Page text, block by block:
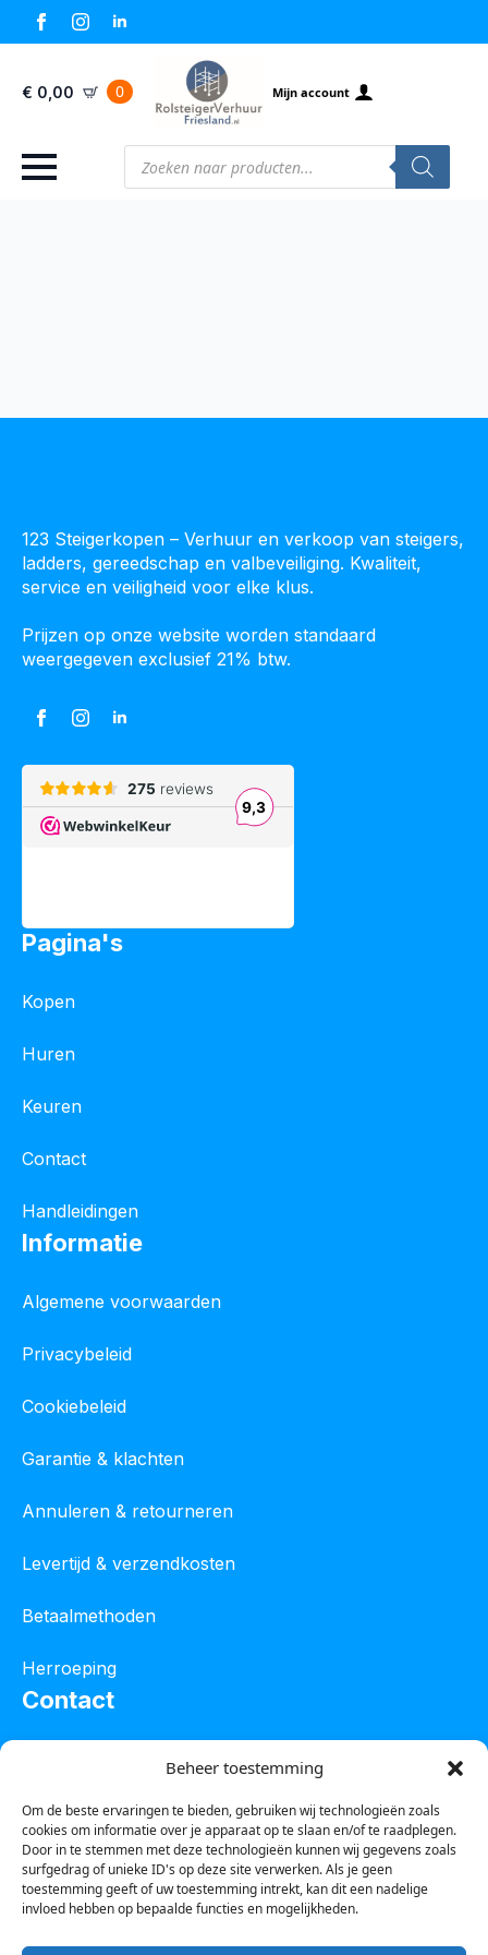
Beheer toestemming
Om de beste ervaringen te bieden, gebruiken wij technologieën zoals
cookies om informatie over je apparaat op te slaan en/of te raadplegen.
Door in te stemmen met deze technologieën kunnen wij gegevens zoals
surfgedrag of unieke ID's op deze site verwerken. Als je geen
toestemming geeft of uw toestemming intrekt, kan dit een nadelige
invloed hebben op bepaalde functies en mogelijkheden.
€ 0,00 0 Mijn account
Producten
zoeken
123 Steigerkopen – Verhuur en verkoop van steigers,
ladders, gereedschap en valbeveiliging. Kwaliteit,
service en veiligheid voor elke klus.
Prijzen op onze website worden standaard
weergegeven exclusief 21% btw.
Pagina's
Kopen
Huren
Keuren
Contact
Handleidingen
Informatie
Algemene voorwaarden
Privacybeleid
Cookiebeleid
Garantie & klachten
Annuleren & retourneren
Levertijd & verzendkosten
Betaalmethoden
Herroeping
Contact
Tel :0850601800
Whatsapp : 0623388306